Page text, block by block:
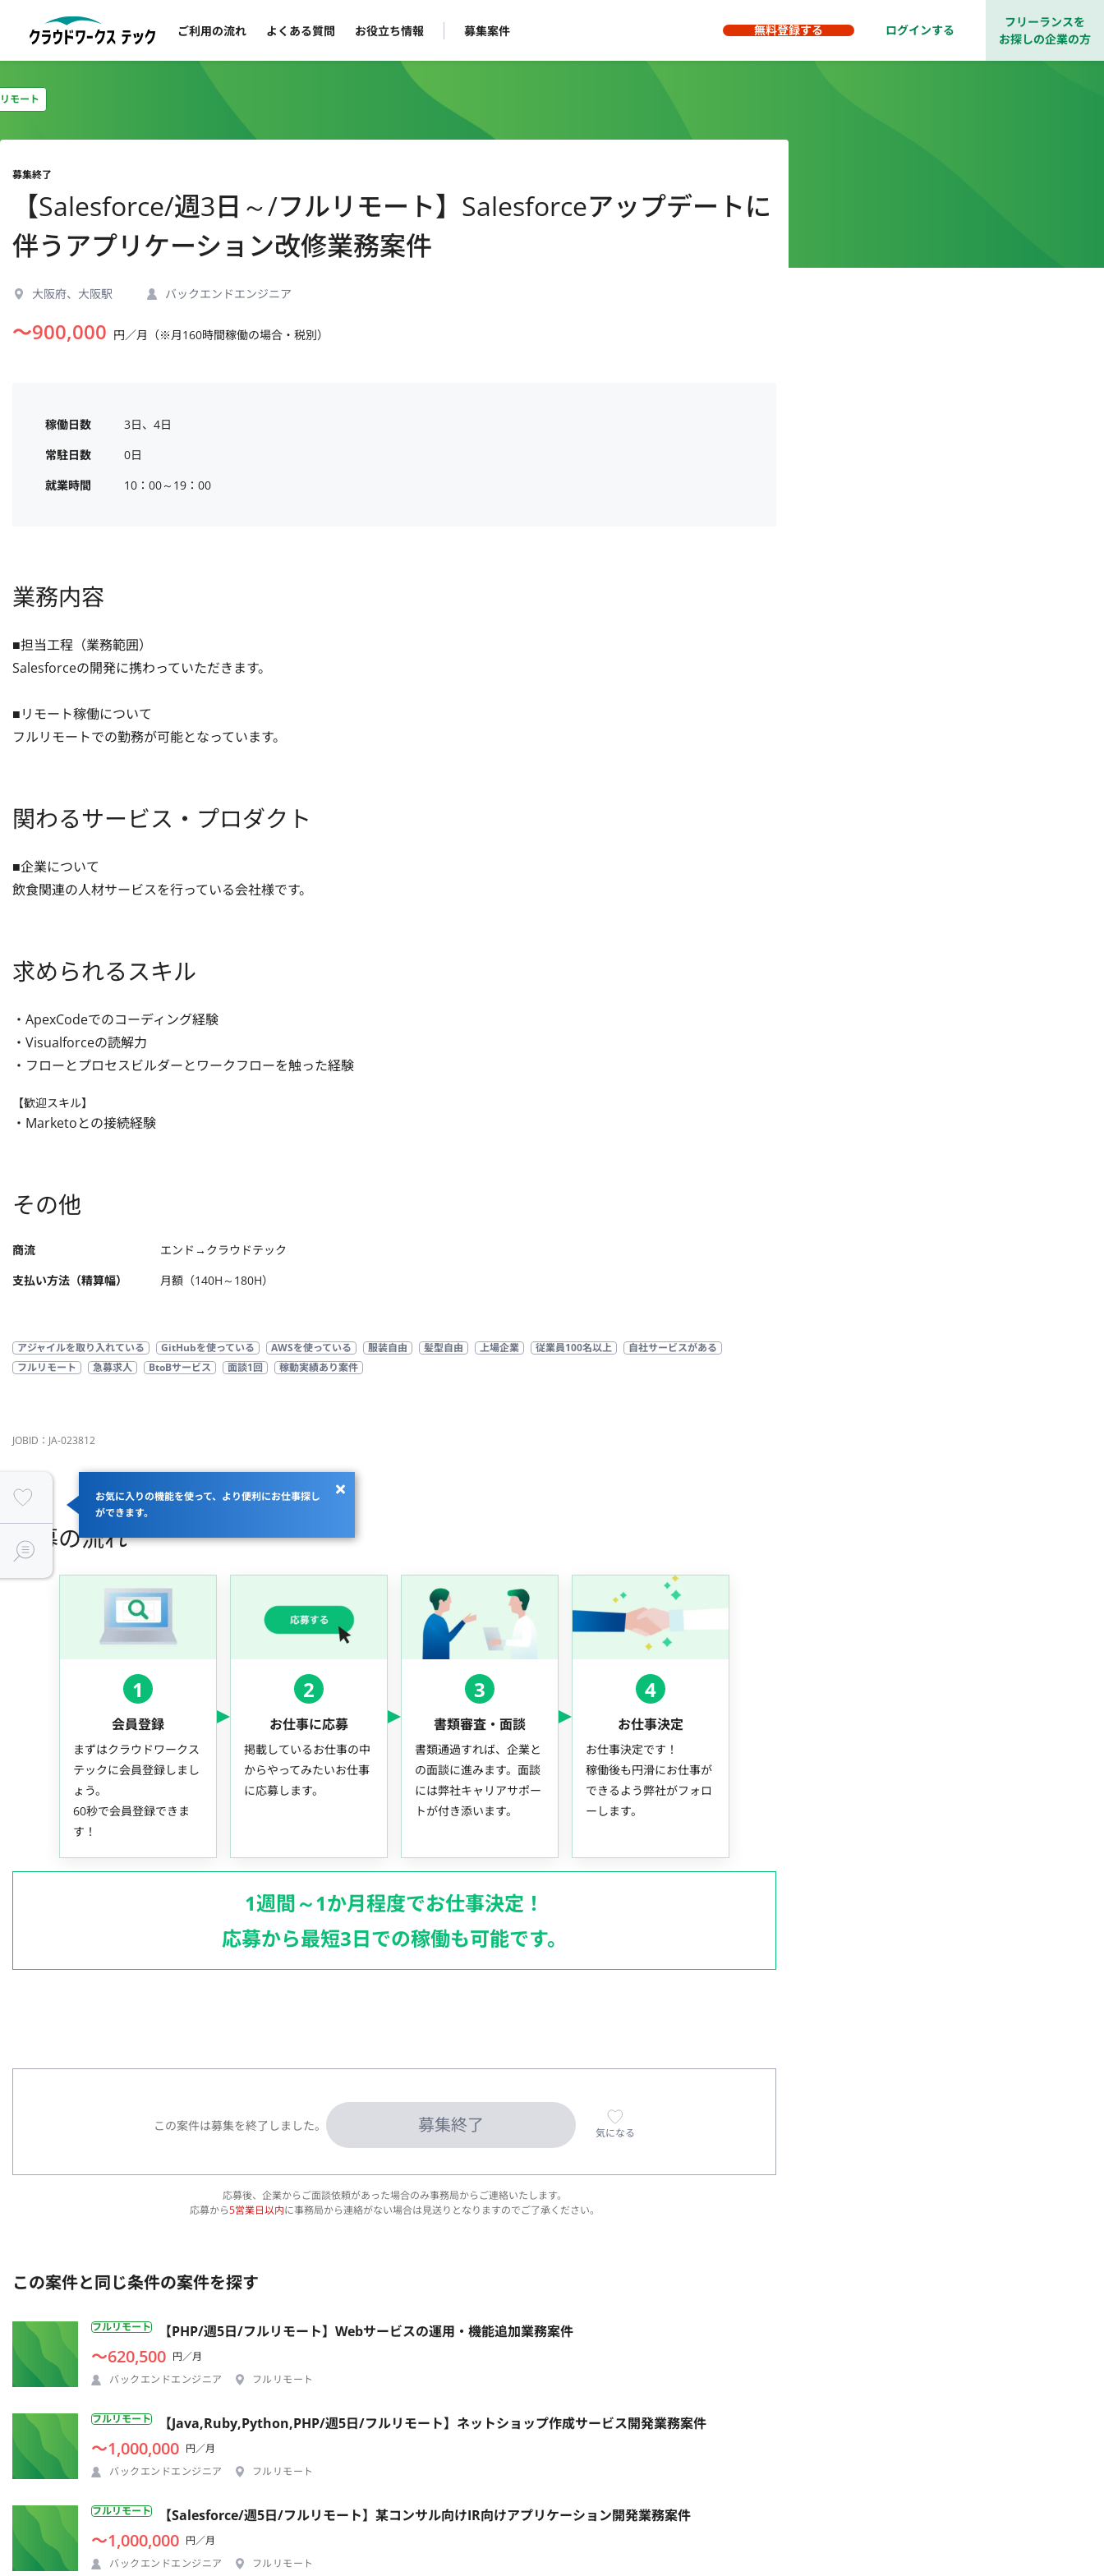
ご利用の流れ よくある質問 お役立ち情報 募集案件 無料登録する ログインする
フリーランスを
お探しの企業の方
お気に入りの機能を使って、より便利にお仕事探し
ができます。
モート
募集終了
【Salesforce/週3日～/フルリモート】Salesforceアップデートに
伴うアプリケーション改修業務案件
大阪府、大阪駅 バックエンドエンジニア
〜900,000 円／月（※月160時間稼働の場合・税別）
稼働日数
3日、4日
常駐日数
0日
就業時間
10：00～19：00
業務内容
■担当工程（業務範囲）
Salesforceの開発に携わっていただきます。
■リモート稼働について
フルリモートでの勤務が可能となっています。
関わるサービス・プロダクト
■企業について
飲食関連の人材サービスを行っている会社様です。
求められるスキル
・ApexCodeでのコーディング経験
・Visualforceの読解力
・フローとプロセスビルダーとワークフローを触った経験
【歓迎スキル】
・Marketoとの接続経験
その他
商流
エンド→クラウドテック
支払い方法（精算幅）
月額（140H～180H）
アジャイルを取り入れている GitHubを使っている AWSを使っている 服装自由 髪型自由 上場企業 従業員100名以上
自社サービスがある
フルリモート
急募求人 BtoBサービス 面談1回 稼動実績あり案件
JOBID：JA-023812
応募の流れ
1
会員登録
まずはクラウドワークス
テックに会員登録しまし
ょう。
60秒で会員登録できま
す！
2
お仕事に応募
掲載しているお仕事の中
からやってみたいお仕事
に応募します。
3
書類審査・面談
書類通過すれば、企業と
の面談に進みます。面談
には弊社キャリアサポー
トが付き添います。
4
お仕事決定
お仕事決定です！
稼働後も円滑にお仕事が
できるよう弊社がフォロ
ーします。
1週間～1か月程度でお仕事決定！
応募から最短3日での稼働も可能です。
この案件は募集を終了しました。 募集終了 気になる
応募後、企業からご面談依頼があった場合のみ事務局からご連絡いたします。
応募から5営業日以内に事務局から連絡がない場合は見送りとなりますのでご了承ください。
この案件と同じ条件の案件を探す
フルリモート 【PHP/週5日/フルリモート】Webサービスの運用・機能追加業務案件
〜620,500 円／月
バックエンドエンジニア
フルリモート
フルリモート 【Java,Ruby,Python,PHP/週5日/フルリモート】ネットショップ作成サービス開発業務案件
〜1,000,000 円／月
バックエンドエンジニア
フルリモート
フルリモート 【Salesforce/週5日/フルリモート】某コンサル向けIR向けアプリケーション開発業務案件
〜1,000,000 円／月
バックエンドエンジニア
フルリモート